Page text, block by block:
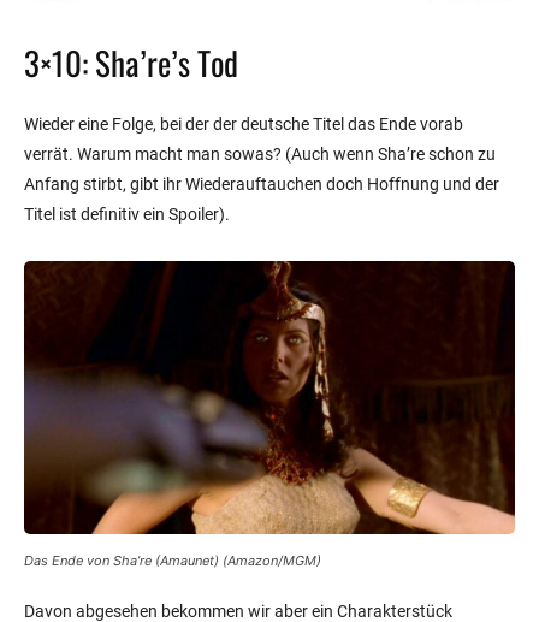
3×10: Sha’re’s Tod
Wieder eine Folge, bei der der deutsche Titel das Ende vorab
verrät. Warum macht man sowas? (Auch wenn Sha’re schon zu
Anfang stirbt, gibt ihr Wiederauftauchen doch Hoffnung und der
Titel ist definitiv ein Spoiler).
Das Ende von Sha’re (Amaunet) (Amazon/MGM)
Davon abgesehen bekommen wir aber ein Charakterstück